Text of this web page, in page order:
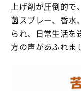
上げ剤が圧倒的で
菌スプレー、香水
られ、日常生活を
方の声があふれま